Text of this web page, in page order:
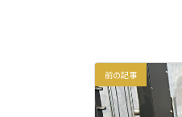
前の記事